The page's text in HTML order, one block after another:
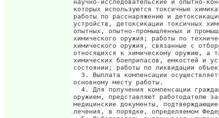
научно-исследовательские и опытно-
которых используются токсичные
работы по расснаряжению и
устройств, детоксикации токсичных
опытных, опытно-промышленных и
химического оружия; работы по
химического оружия, связанные с
относящихся к химическому оружию, а
химических боеприпасов, емкостей и
состоянии; работы по ликвидации
3. Выплата компенсации
основному месту работы.
4. Для получения компенсации
оружием, представляют работодателю
медицинские документы,
лечения, в порядке, определяемом